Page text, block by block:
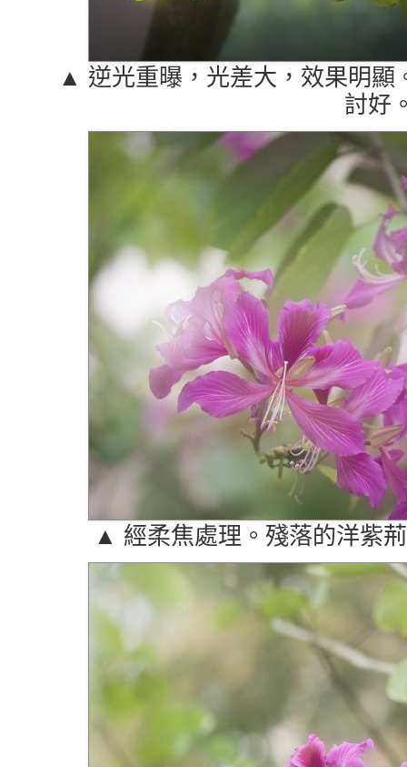
▲ 逆光重曝，光差大，效果明顯
討好
▲ 經柔焦處理。殘落的洋紫